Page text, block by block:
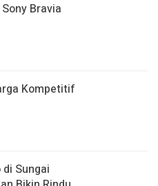
Bravia
Kompetitif
Sungai